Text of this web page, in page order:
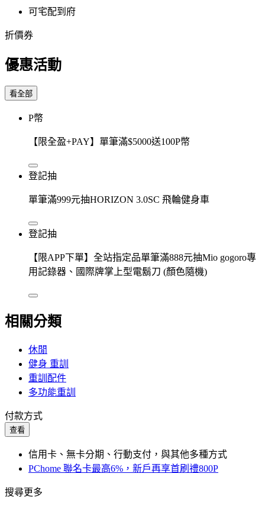
可宅配到府
折價券
優惠活動
看全部
P幣
【限全盈+PAY】單筆滿$5000送100P幣
登記抽
單筆滿999元抽HORIZON 3.0SC 飛輪健身車
登記抽
【限APP下單】全站指定品單筆滿888元抽Mio gogoro專
用記錄器、國際牌掌上型電鬍刀 (顏色隨機)
相關分類
休閒
健身 重訓
重訓配件
多功能重訓
付款方式
查看
信用卡、無卡分期、行動支付，與其他多種方式
PChome 聯名卡最高6%，新戶再享首刷禮800P
搜尋更多